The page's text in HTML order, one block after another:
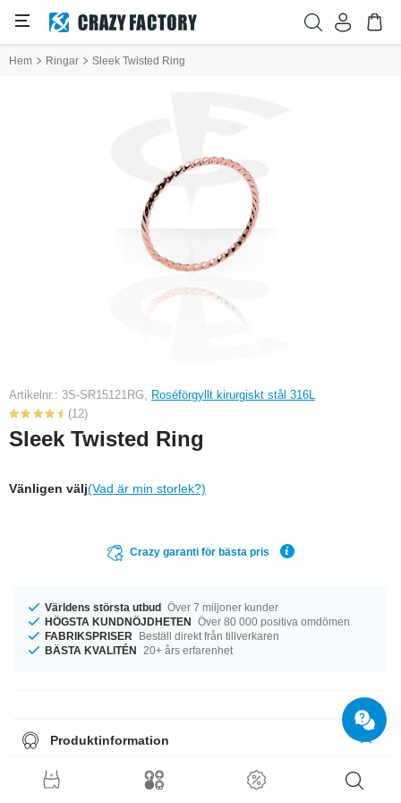
Hem Ringar Sleek Twisted Ring
Artikelnr.: 3S-SR15121RG, Roséförgyllt kirurgiskt stål 316L
(12)
Sleek Twisted Ring
Vänligen välj(Vad är min storlek?)
Crazy garanti för bästa pris
Världens största utbud Över 7 miljoner kunder
HÖGSTA KUNDNÖJDHETEN Över 80 000 positiva omdömen
FABRIKSPRISER
Beställ direkt från tillverkaren
BÄSTA KVALITÉN
20+ års erfarenhet
Produktinformation
produkt som är som gjord för dig!